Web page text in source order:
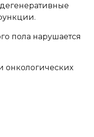
пола нарушается
онкологических